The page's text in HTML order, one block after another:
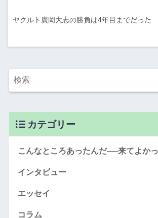
ヤクルト廣岡大志の勝負は4年目までだった
カテゴリー
こんなところあったんだ──来てよか
インタビュー
エッセイ
コラム